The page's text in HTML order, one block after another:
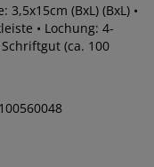
(BxL) (BxL) •
• Lochung: 4-
(ca. 100